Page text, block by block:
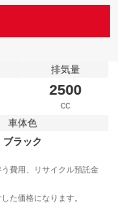
排気量
2500
cc
車体色
ブラック
費用、リサイクル預託金
た価格になります。